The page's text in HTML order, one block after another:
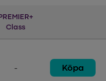
Class
Class
Premier+ Class
- Köpa